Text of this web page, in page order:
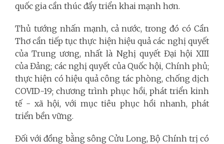
quốc gia cần thúc đẩy triển khai mạnh hơn.
Thủ tướng nhấn mạnh, cả nước, trong đó có Cần
Thơ cần tiếp tục thực hiện hiệu quả các nghị quyết
của Trung ương, nhất là Nghị quyết Đại hội XIII
của Đảng; các nghị quyết của Quốc hội, Chính phủ;
thực hiện có hiệu quả công tác phòng, chống dịch
COVID-19; chương trình phục hồi, phát triển kinh
tế - xã hội, với mục tiêu phục hồi nhanh, phát
triển bền vững.
Đối với đồng bằng sông Cửu Long, Bộ Chính trị có